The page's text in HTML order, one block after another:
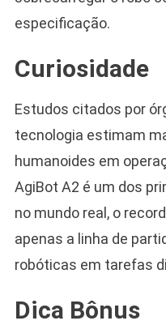
especificação.
Curiosidade
Estudos citados por
tecnologia estimam
humanoides em
AgiBot A2 é um dos
no mundo real, o
apenas a linha de
robóticas em tarefas
Dica Bônus